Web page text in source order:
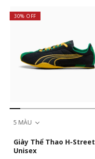
30% OFF
5 MÀU
Giày Thể Thao H-Street
Unisex